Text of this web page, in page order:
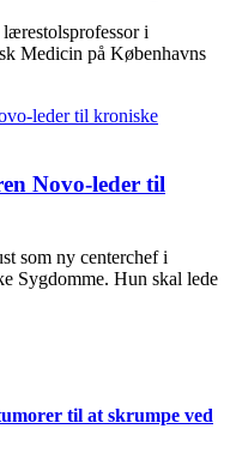
i
Medicin på Københavns
Novo-leder til
som ny centerchef i
Sygdomme. Hun skal lede
til at skrumpe ved